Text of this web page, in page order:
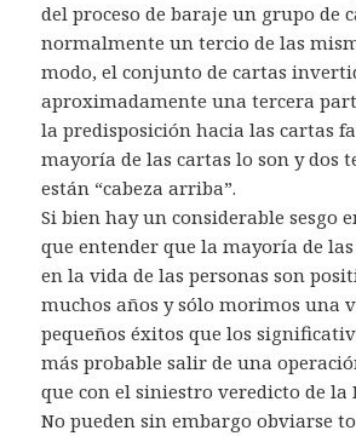
del proceso de baraje un grupo de
normalmente un tercio de las
modo, el conjunto de cartas
aproximadamente una tercera
la predisposición hacia las cartas
mayoría de las cartas lo son y dos
están “cabeza arriba”.
Si bien hay un considerable sesgo
que entender que la mayoría de
en la vida de las personas son
muchos años y sólo morimos una
pequeños éxitos que los
más probable salir de una
que con el siniestro veredicto de la
No pueden sin embargo obviarse